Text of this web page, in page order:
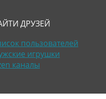
ДРУЗЕЙ
пользователей
игрушки
каналы